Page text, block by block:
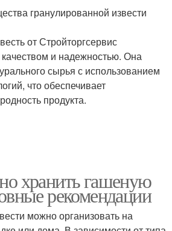
гранулированной извести
от Стройторгсервис
и надежностью. Она
сырья с использованием
что обеспечивает
продукта.
хранить гашеную
рекомендации
можно организовать на